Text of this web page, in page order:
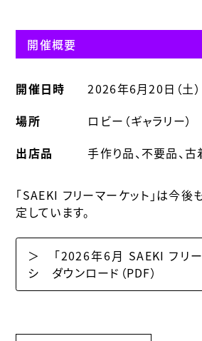
開催概要
開催日時
2026年6月20日（土
場所
ロビー（ギャラリー）
出店品
手作り品、不要品、
「SAEKI フリーマーケット」は今
定しています。
＞ 「2026年6月 SAEKI フリー
シ ダウンロード（PDF）